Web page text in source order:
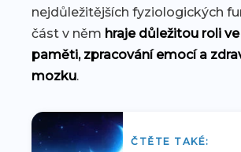
nejdůležitějších fyziologických
část v něm hraje důležitou roli
paměti, zpracování emocí a
mozku.
ČTĚTE TAKÉ: